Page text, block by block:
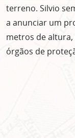
terreno. Silvio
a anunciar um
metros de
órgãos de